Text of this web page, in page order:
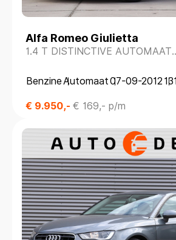
-
Kilometerstand
-
Alfa Romeo Giulietta
1.4 T DISTINCTIVE AUTOMAAT
BenzineAutomaat07-09-2012
€ 9.950,- € 169,- p/m